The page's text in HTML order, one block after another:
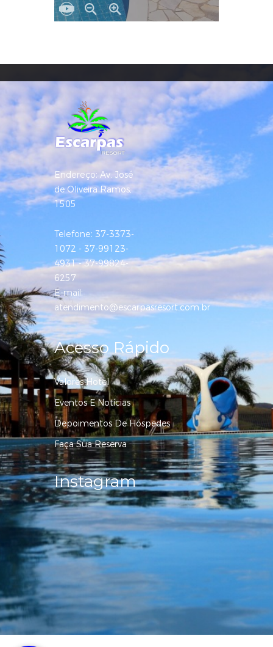
Endereço: Av. José
de Oliveira Ramos,
1505
Telefone: 37-3373-
1072 - 37-99123-
4931 - 37-99824-
6257
E-mail:
atendimento@escarpasresort.com.br
Acesso Rápido
Valores Hotel
Eventos E Notícias
Depoimentos De Hóspedes
Faça Sua Reserva
Instagram